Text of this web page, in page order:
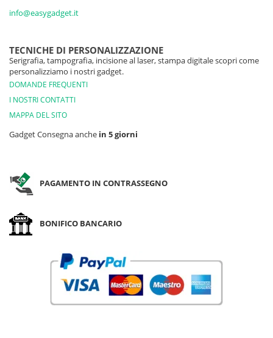
info@easygadget.it
TECNICHE DI PERSONALIZZAZIONE
Serigrafia, tampografia, incisione al laser, stampa digitale scopri come
personalizziamo i nostri gadget.
DOMANDE FREQUENTI
I NOSTRI CONTATTI
MAPPA DEL SITO
Gadget Consegna anche in 5 giorni
PAGAMENTO IN CONTRASSEGNO
BONIFICO BANCARIO